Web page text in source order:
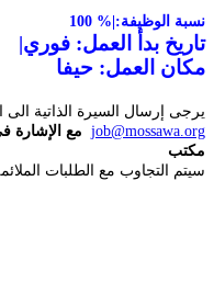
نسبة الوظيفة: 100 %|
تاريخ بدأ العمل: فوري|
مكان العمل: حيفا
يرجى إرسال السيرة الذاتية الى
job@mossawa.org مع الإشارة
مكتب
سيتم التجاوب مع الطلبات